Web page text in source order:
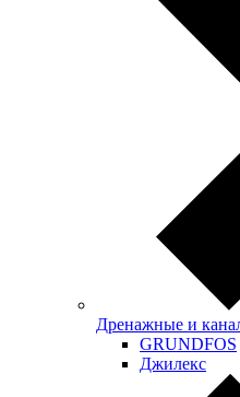
Дренажные и
GRUNDFOS
Джилекс